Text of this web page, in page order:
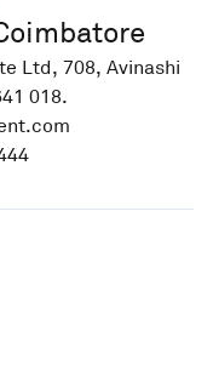
Ltd, 708, Avinashi
018.